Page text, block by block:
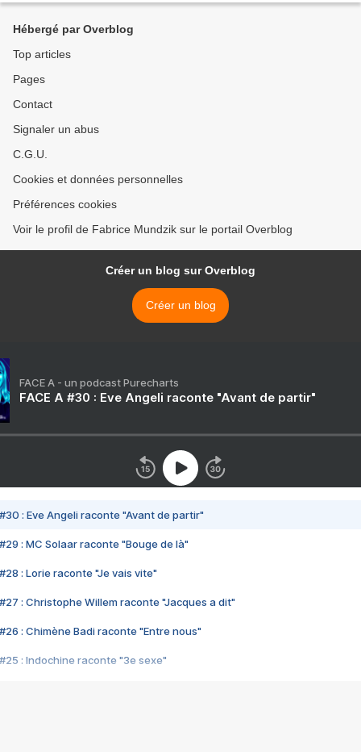
Hébergé par Overblog
Top articles
Pages
Contact
Signaler un abus
C.G.U.
Cookies et données personnelles
Préférences cookies
Voir le profil de Fabrice Mundzik sur le portail Overblog
Créer un blog sur Overblog
Créer un blog
FACE A - un podcast Purecharts
FACE A #30 : Eve Angeli raconte "Avant de partir"
#30 : Eve Angeli raconte "Avant de partir"
#29 : MC Solaar raconte "Bouge de là"
#28 : Lorie raconte "Je vais vite"
#27 : Christophe Willem raconte "Jacques a dit"
#26 : Chimène Badi raconte "Entre nous"
#25 : Indochine raconte "3e sexe"